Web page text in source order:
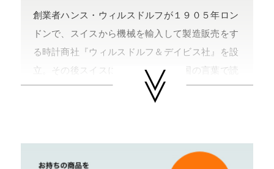
創業者ハンス・ウィルスドルフが１９０５年ロン
ドンで、スイスから機械を輸入して製造販売をす
る時計商社『ウィルスドルフ＆デイビス社』を設
立。その後スイスに移転し、どこの国の言葉で読
んでも同じロレックスの発音になる造語から『Ｒ
ＯＬＥＸ』を社名に掲げる。
オイスターケース、捻じ込み式竜頭、パーペチュ
アル機構、デイトジャスト機構と次々にロレック